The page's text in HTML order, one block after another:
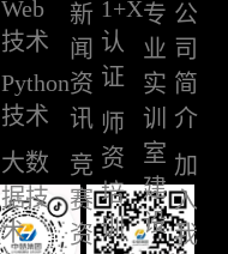
Web
技术
Python
技术
大数
据技
术
新
闻
资
讯
竞
赛
资
1+X
认
证
师
资
培
训
专
业
实
训
室
建
设
公
司
简
介
加
入
我